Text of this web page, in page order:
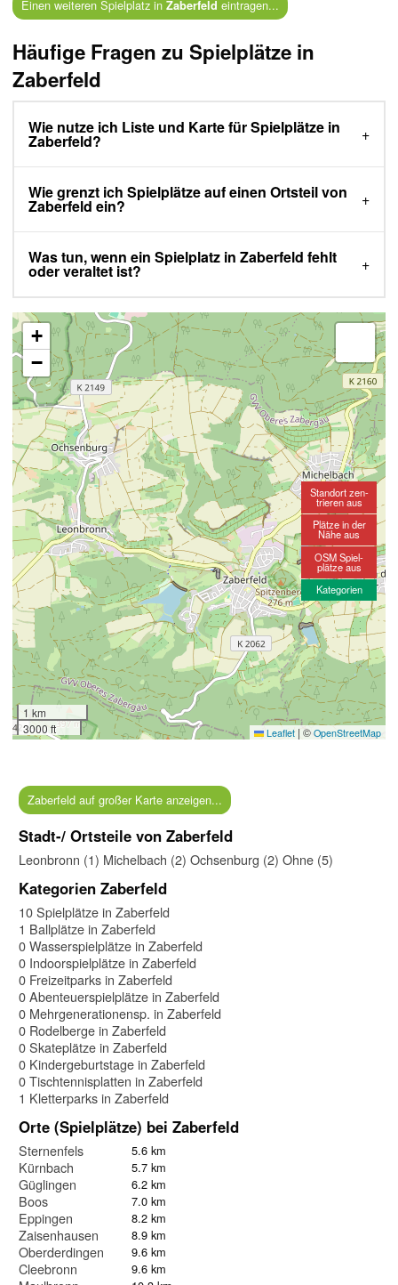
Einen weiteren Spielplatz in Zaberfeld eintragen...
Häufige Fragen zu Spielplätze in
Zaberfeld
Wie nutze ich Liste und Karte für Spielplätze in
Zaberfeld?
Wie grenzt ich Spielplätze auf einen Ortsteil von
Zaberfeld ein?
Was tun, wenn ein Spielplatz in Zaberfeld fehlt
oder veraltet ist?
+
−
1 km
3000 ft
Leaflet | © OpenStreetMap
Standort zen-
trieren aus
Plätze in der
Nähe aus
OSM Spiel-
plätze aus
Kategorien
Zaberfeld auf großer Karte anzeigen...
Stadt-/ Ortsteile von Zaberfeld
Leonbronn (1) Michelbach (2) Ochsenburg (2) Ohne (5)
Kategorien Zaberfeld
10 Spielplätze in Zaberfeld
1 Ballplätze in Zaberfeld
0 Wasserspielplätze in Zaberfeld
0 Indoorspielplätze in Zaberfeld
0 Freizeitparks in Zaberfeld
0 Abenteuerspielplätze in Zaberfeld
0 Mehrgenerationensp. in Zaberfeld
0 Rodelberge in Zaberfeld
0 Skateplätze in Zaberfeld
0 Kindergeburtstage in Zaberfeld
0 Tischtennisplatten in Zaberfeld
1 Kletterparks in Zaberfeld
Orte (Spielplätze) bei Zaberfeld
Sternenfels 5.6 km
Kürnbach 5.7 km
Güglingen 6.2 km
Boos 7.0 km
Eppingen 8.2 km
Zaisenhausen 8.9 km
Oberderdingen 9.6 km
Cleebronn 9.6 km